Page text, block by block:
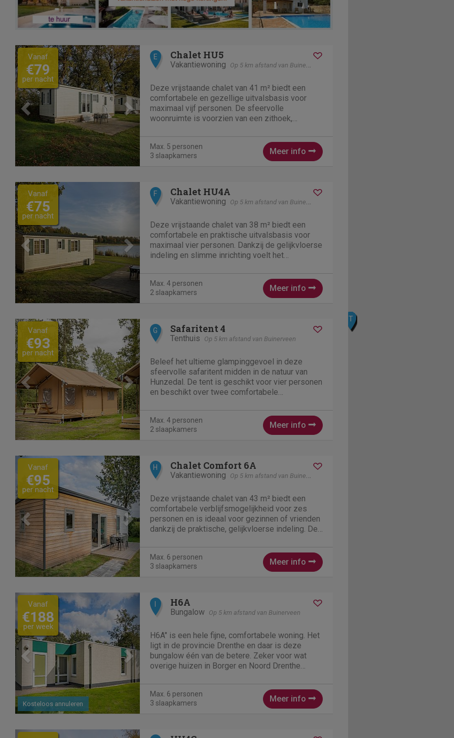
Previous Next
Vanaf
€79
per nacht
E Chalet HU5
Vakantiewoning Op 5 km afstand van Buinerveen
Deze vrijstaande chalet van 41 m² biedt een
comfortabele en gezellige uitvalsbasis voor
maximaal vijf personen. De sfeervolle
woonruimte is voorzien van een zithoek,
koelkast met vriesvak, waterkoker en...
Max. 5 personen
3 slaapkamers
Meer info
Previous Next
Vanaf
€75
per nacht
F Chalet HU4A
Vakantiewoning Op 5 km afstand van Buinerveen
Deze vrijstaande chalet van 38 m² biedt een
comfortabele en praktische uitvalsbasis voor
maximaal vier personen. Dankzij de gelijkvloerse
indeling en slimme inrichting voelt het
televisie, terwijl de open...
Max. 4 personen
2 slaapkamers
Meer info
Previous Next
Vanaf
€93
per nacht
G Safaritent 4
Tenthuis Op 5 km afstand van Buinerveen
Beleef het ultieme glampinggevoel in deze
sfeervolle safaritent midden in de natuur van
Hunzedal. De tent is geschikt voor vier personen
en beschikt over twee comfortabele
met kussens en dekbedden. Het uitnodigende...
Max. 4 personen
2 slaapkamers
Meer info
Previous Next
Vanaf
€95
per nacht
H Chalet Comfort 6A
Vakantiewoning Op 5 km afstand van Buinerveen
Deze vrijstaande chalet van 43 m² biedt een
comfortabele verblijfsmogelijkheid voor zes
personen en is ideaal voor gezinnen of vrienden
dankzij de praktische, gelijkvloerse indeling. De
volledig is uitgerust...
Max. 6 personen
3 slaapkamers
Meer info
Previous Next
Kosteloos annuleren
Vanaf
€188
per week
H6A
Bungalow Op 5 km afstand van Buinerveen
H6A" is een hele fijne, comfortabele woning. Het
ligt in de provincie Drenthe en daar is deze
bungalow één van de betere. Zeker voor wat
overige huizen in Borger en Noord Drenthe
slaapkamers en...
Max. 6 personen
3 slaapkamers
Meer info
I
J
K
L
M
N
O
P
Q
R
S
T